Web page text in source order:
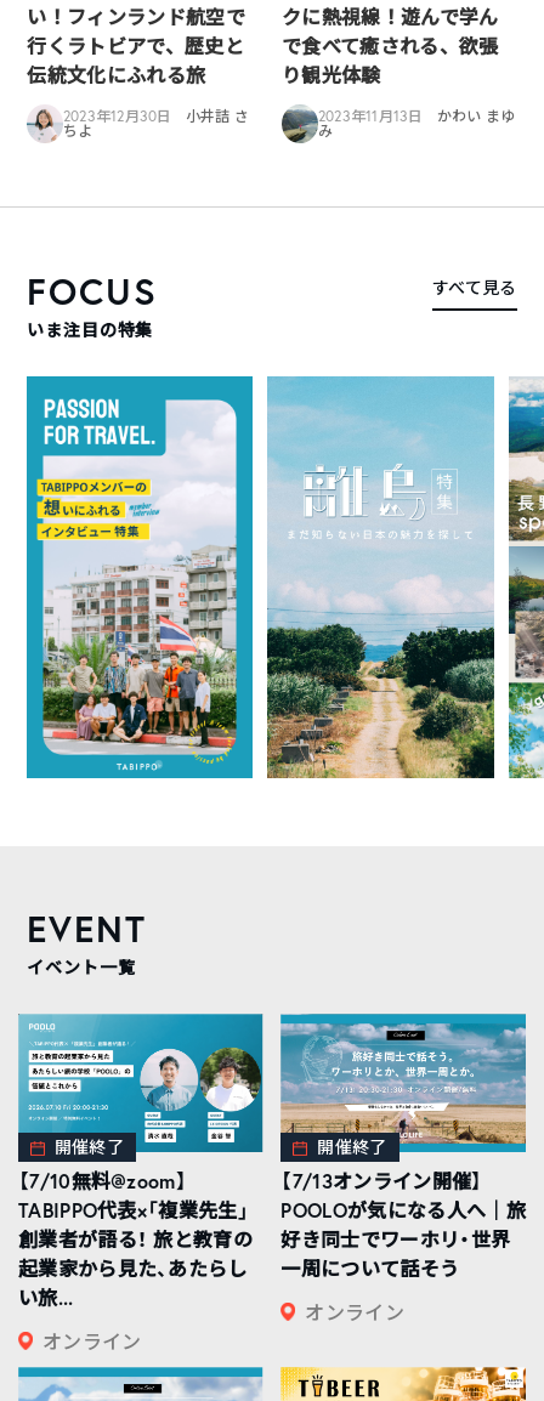
い！フィンランド航空で
行くラトビアで、歴史と
伝統文化にふれる旅
2023年12月30日
小井詰 さ
ちよ
クに熱視線！遊んで学ん
で食べて癒される、欲張
り観光体験
2023年11月13日
かわい まゆ
み
FOCUS
いま注目の特集
すべて見る
EVENT
イベント一覧
開催終了
【7/10無料@zoom】
TABIPPO代表×「複業先生」
創業者が語る！ 旅と教育の
起業家から見た、あたらし
い旅...
オンライン
開催終了
【7/13オンライン開催】
POOLOが気になる人へ｜旅
好き同士でワーホリ・世界
一周について話そう
オンライン